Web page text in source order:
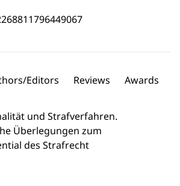
Editors Reviews Awards
und Strafverfahren.
Überlegungen zum
des Strafrecht